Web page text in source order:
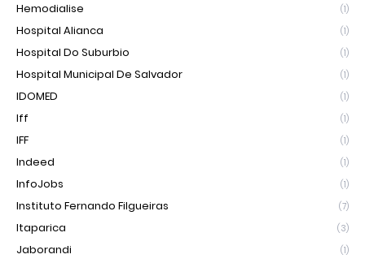
Hemodialise (1)
Hospital Alianca (1)
Hospital Do Suburbio (1)
Hospital Municipal De Salvador (1)
IDOMED (1)
Iff (1)
IFF (1)
Indeed (1)
InfoJobs (1)
Instituto Fernando Filgueiras (7)
Itaparica (3)
Jaborandi (1)